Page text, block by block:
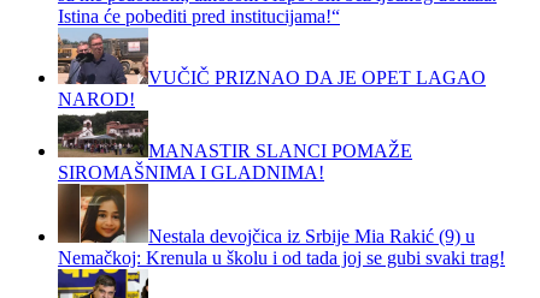
Istina će pobediti pred institucijama!“
VUČIČ PRIZNAO DA JE OPET LAGAO
NAROD!
MANASTIR SLANCI POMAŽE
SIROMAŠNIMA I GLADNIMA!
Nestala devojčica iz Srbije Mia Rakić (9) u
Nemačkoj: Krenula u školu i od tada joj se gubi svaki trag!